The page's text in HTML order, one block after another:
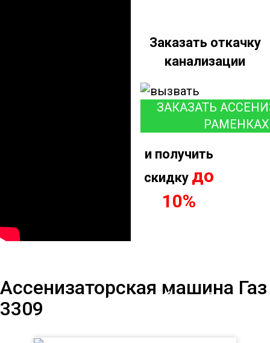
Заказать откачку
канализации
ЗАКАЗАТЬ
РАМЕНКАХ
и получить
скидку до
10%
Ассенизаторская машина Газ
3309
машина на базе Газ